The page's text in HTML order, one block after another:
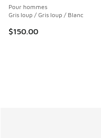
Pour hommes
Gris loup / Gris loup / Blanc
$150.00